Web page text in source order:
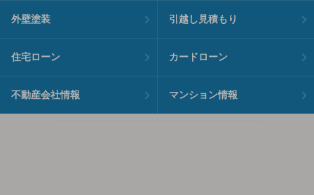
外壁塗装 引越し見積もり
住宅ローン カードローン
不動産会社情報 マンション情報